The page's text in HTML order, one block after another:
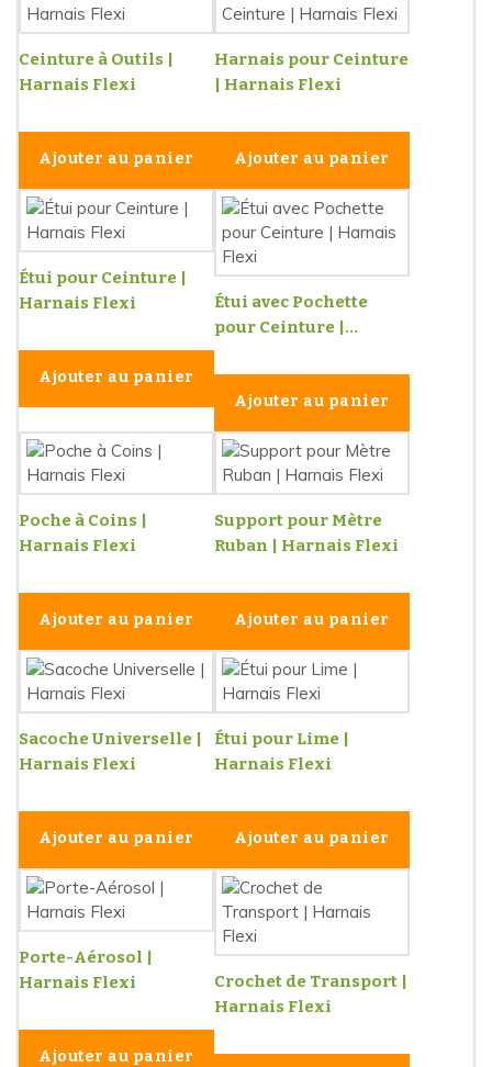
Ceinture à Outils |
Harnais Flexi
Ajouter au panier
Harnais pour Ceinture
| Harnais Flexi
Ajouter au panier
Étui pour Ceinture |
Harnais Flexi
Ajouter au panier
Étui avec Pochette
pour Ceinture |...
Ajouter au panier
Poche à Coins |
Harnais Flexi
Ajouter au panier
Support pour Mètre
Ruban | Harnais Flexi
Ajouter au panier
Sacoche Universelle |
Harnais Flexi
Ajouter au panier
Étui pour Lime |
Harnais Flexi
Ajouter au panier
Porte-Aérosol |
Harnais Flexi
Ajouter au panier
Crochet de Transport |
Harnais Flexi